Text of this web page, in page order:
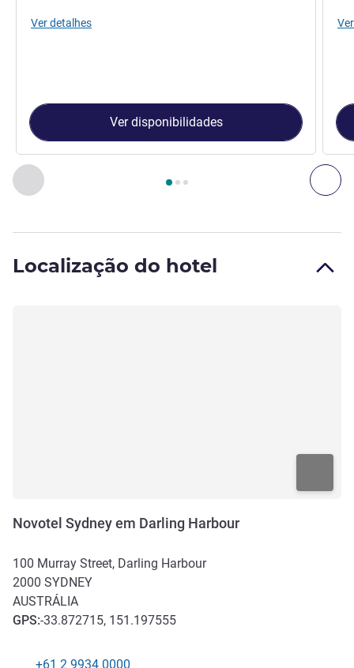
Anterior - Quarto
Página , Quarto 1 : Quarto Superior, 1 cama queen
Ver detalhes
Ver disponibilidades
Localização do hotel
Novotel Sydney em Darling Harbour
100 Murray Street, Darling Harbour
2000 SYDNEY
AUSTRÁLIA
GPS:-33.872715, 151.197555
+61 2 9934 0000